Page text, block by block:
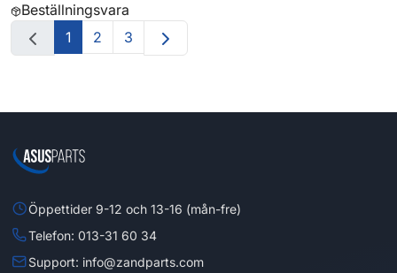
Beställningsvara
1
2 3
Öppettider 9-12 och 13-16 (mån-fre)
Telefon: 013-31 60 34
Support: info@zandparts.com